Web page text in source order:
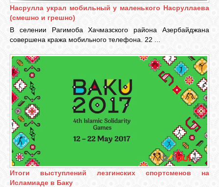
Насрулла украл мобильный у маленького Насруллаева
(смешно и грешно)
В селении Рагимоба Хачмазского района Азербайджана
совершена кража мобильного телефона. 22 ...
Итоги выступлений лезгинских спортсменов на
Исламиаде в Баку